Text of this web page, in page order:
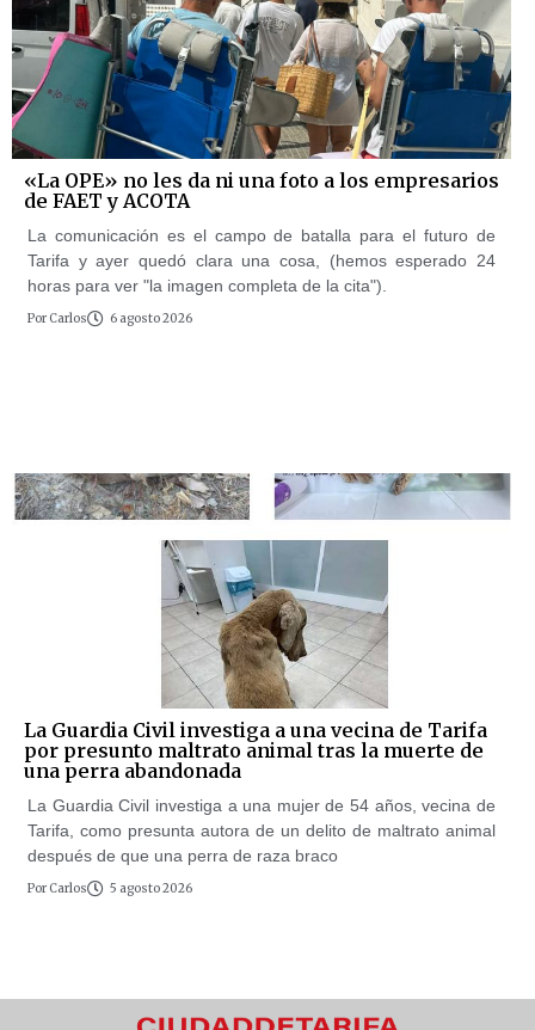
«La OPE» no les da ni una foto a los empresarios
de FAET y ACOTA
La comunicación es el campo de batalla para el futuro de
Tarifa y ayer quedó clara una cosa, (hemos esperado 24
horas para ver "la imagen completa de la cita").
Por Carlos 6 agosto 2026
La Guardia Civil investiga a una vecina de Tarifa
por presunto maltrato animal tras la muerte de
una perra abandonada
La Guardia Civil investiga a una mujer de 54 años, vecina de
Tarifa, como presunta autora de un delito de maltrato animal
después de que una perra de raza braco
Por Carlos 5 agosto 2026